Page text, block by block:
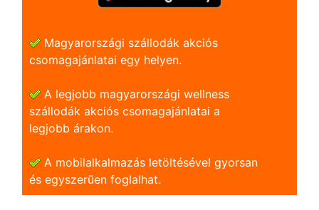
Magyarországi szállodák akciós
csomagajánlatai egy helyen.
A legjobb magyarországi wellness
szállodák akciós csomagajánlatai a
legjobb árakon.
A mobilalkalmazás letöltésével gyorsan
és egyszerũen foglalhat.